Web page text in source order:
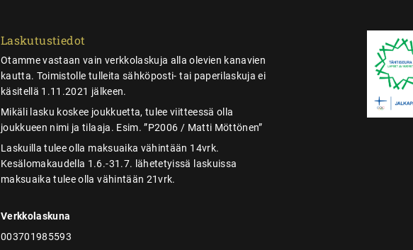
Laskutustiedot
Otamme vastaan vain verkkolaskuja alla olevien kanavien
kautta. Toimistolle tulleita sähköposti- tai paperilaskuja ei
käsitellä 1.11.2021 jälkeen.
Mikäli lasku koskee joukkuetta, tulee viitteessä olla
joukkueen nimi ja tilaaja. Esim. ”P2006 / Matti Möttönen”
Laskuilla tulee olla maksuaika vähintään 14vrk.
Kesälomakaudella 1.6.-31.7. lähetetyissä laskuissa
maksuaika tulee olla vähintään 21vrk.
Verkkolaskuna
003701985593